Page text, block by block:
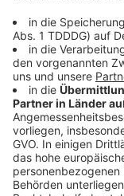
DAS KÖNNTE
Bayern